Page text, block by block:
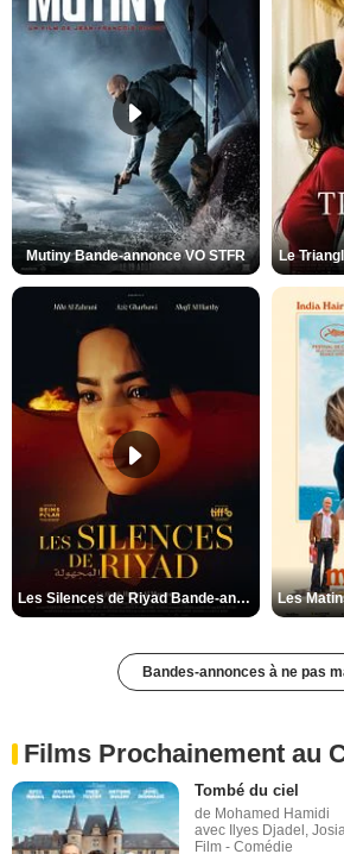
Mutiny Bande-annonce VO STFR Le
Les Silences de Riyad Bande-annonce VO STFR
Bandes-annonces à ne pas
Films Prochainement au
Tombé du ciel
de Mohamed Hamidi
avec Ilyes Djadel,
Film - Comédie